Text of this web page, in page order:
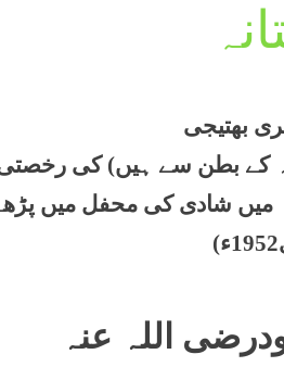
بھتیجی
کے بطن سے ہیں) کی
میں شادی کی محفل میں
اللہ عنہ